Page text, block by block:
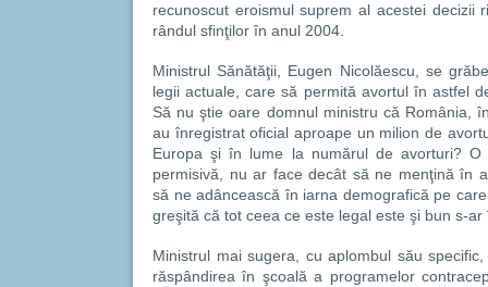
recunoscut eroismul suprem al acestei decizii
rândul sfinţilor în anul 2004.
Ministrul Sănătăţii, Eugen Nicolăescu, se
legii actuale, care să permită avortul în astfel
Să nu ştie oare domnul ministru că România,
au înregistrat oficial aproape un milion de
Europa şi în lume la numărul de avorturi?
permisivă, nu ar face decât să ne menţină în
să ne adâncească în iarna demografică pe
greşită că tot ceea ce este legal este şi bun s-
Ministrul mai sugera, cu aplombul său
răspândirea în şcoală a programelor